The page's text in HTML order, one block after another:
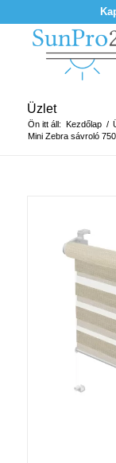
Üzlet
Ön itt áll: Kezdőlap /
Mini Zebra sávroló